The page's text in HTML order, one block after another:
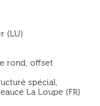
(LU)
rond, offset
spécial,
La Loupe (FR)